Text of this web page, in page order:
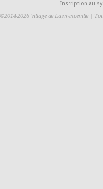
Inscription au
©2014-2026 Village de Lawrenceville |